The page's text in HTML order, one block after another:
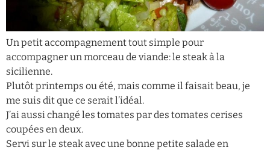
Un petit accompagnement tout simple pour
accompagner un morceau de viande: le steak à la
sicilienne.
Plutôt printemps ou été, mais comme il faisait beau, je
me suis dit que ce serait l’idéal.
J’ai aussi changé les tomates par des tomates cerises
coupées en deux.
Servi sur le steak avec une bonne petite salade en